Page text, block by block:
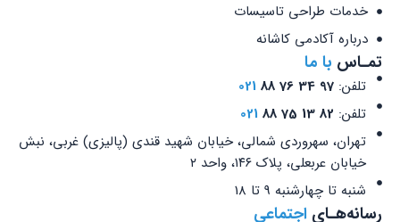
طراحی تاسیسات
آکادمی کاشانه
با ما
تلفن: 97 34 76 88
021
تلفن: 82 13 75 88
021
تهران، سهروردی شمالی، خیابان شهید قندی (پالیزی) غربی، نبش
خیابان عربعلی، پلاک ۱۴۶، واحد ۲
شنبه تا چهارشنبه 9 تا 18
اجتماعی